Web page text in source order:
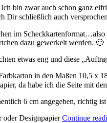
bin zwar auch schon ganz
Dir schließlich auch
im
dazu gewerkelt werden. 🙂
etwas eng und diese
in den Maßen 10,5 x
da habe ich die Seite mit
6 cm angegeben, richtig
oder DesignpapierContinue